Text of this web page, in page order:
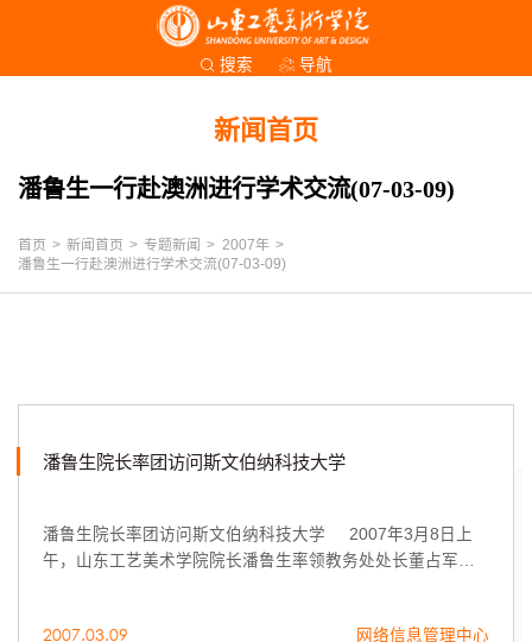
搜索 导航
新闻首页
潘鲁生一行赴澳洲进行学术交流(07-03-09)
首页 > 新闻首页 > 专题新闻 > 2007年 >
潘鲁生一行赴澳洲进行学术交流(07-03-09)
潘鲁生院长率团访问斯文伯纳科技大学
潘鲁生院长率团访问斯文伯纳科技大学 2007年3月8日上
午，山东工艺美术学院院长潘鲁生率领教务处处长董占军、
2007.03.09 网络信息管理中心